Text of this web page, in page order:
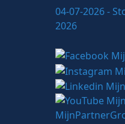
04-07-2026 -
2026